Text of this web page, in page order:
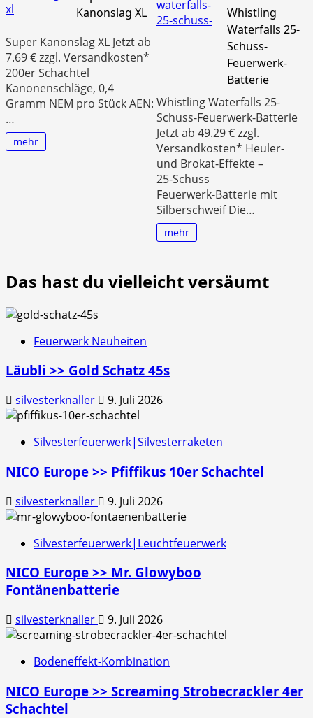
Kanonslag XL
Super Kanonslag XL Jetzt ab
7.69 € zzgl. Versandkosten*
200er Schachtel
Kanonenschläge, 0,4
Gramm NEM pro Stück AEN:
…
mehr
Whistling
Waterfalls 25-
Schuss-
Feuerwerk-
Batterie
Whistling Waterfalls 25-
Schuss-Feuerwerk-Batterie
Jetzt ab 49.29 € zzgl.
Versandkosten* Heuler‑
und Brokat‑Effekte –
25‑Schuss
Feuerwerk‑Batterie mit
Silberschweif Die…
mehr
Das hast du vielleicht versäumt
Feuerwerk Neuheiten
Läubli >> Gold Schatz 45s
silvesterknaller 9. Juli 2026
Silvesterfeuerwerk|Silvesterraketen
NICO Europe >> Pfiffikus 10er Schachtel
silvesterknaller 9. Juli 2026
Silvesterfeuerwerk|Leuchtfeuerwerk
NICO Europe >> Mr. Glowyboo
Fontänenbatterie
silvesterknaller 9. Juli 2026
Bodeneffekt-Kombination
NICO Europe >> Screaming Strobecrackler 4er
Schachtel